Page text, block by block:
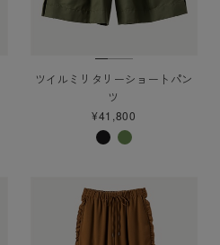
ツイルミリタリーショートパン
ツ
¥41,800